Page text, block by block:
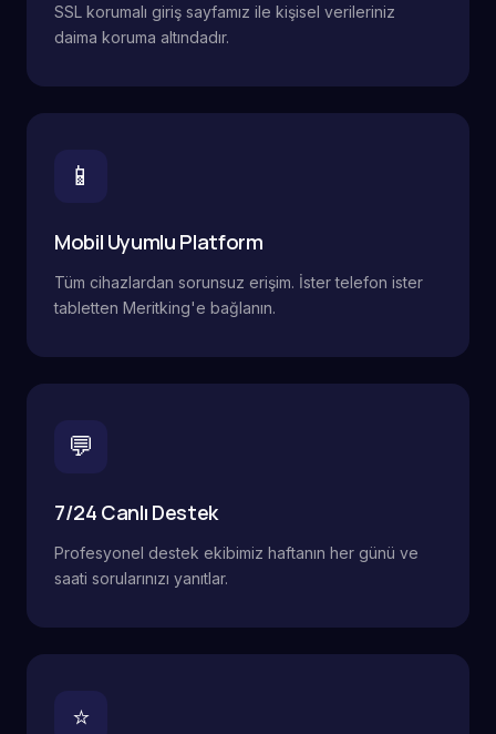
SSL korumalı giriş sayfamız ile kişisel verileriniz
daima koruma altındadır.
📱
Mobil Uyumlu Platform
Tüm cihazlardan sorunsuz erişim. İster telefon ister
tabletten Meritking'e bağlanın.
💬
7/24 Canlı Destek
Profesyonel destek ekibimiz haftanın her günü ve
saati sorularınızı yanıtlar.
⭐